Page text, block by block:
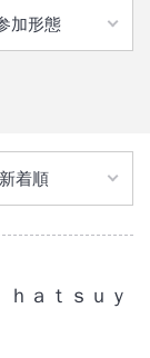
呂とサウナでとと
り
ａｔｓｕｙ